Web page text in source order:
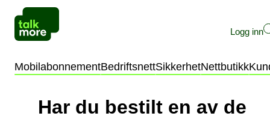
Logg inn
MobilabonnementBedriftsnettSikkerhetNettbutikk
Kundeservice Nettbutikken
Har du bestilt en av de